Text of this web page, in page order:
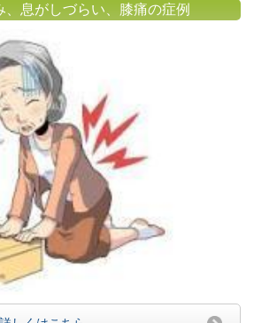
息がしづらい、膝痛の症例